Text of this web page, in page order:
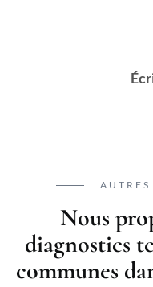
Nous
diagnostics
communes